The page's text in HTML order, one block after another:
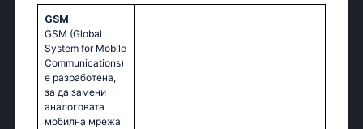
GSM
GSM (Global
System for Mobile
Communications)
е разработена,
за да замени
аналоговата
мобилна мрежа